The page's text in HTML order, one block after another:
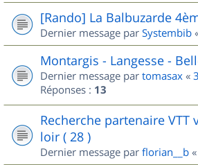
[Rando] La Balbuzarde
Dernier message par Systembib
Montargis - Langesse -
Dernier message par tomasax «
Réponses : 13
Recherche partenaire VTT
loir ( 28 )
Dernier message par florian__b «